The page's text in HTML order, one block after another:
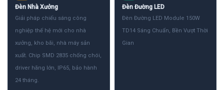
Đèn Nhà Xưởng
Giải pháp chiếu sáng công
nghiệp thế hệ mới cho nhà
xưởng, kho bãi, nhà máy sản
xuất. Chip SMD 2835 chống chói,
driver hãng lớn, IP65, bảo hành
24 tháng.
Đèn Đường LED
Đèn Đường LED Module 150W
TD14 Sáng Chuẩn, Bền Vượt Thời
Gian